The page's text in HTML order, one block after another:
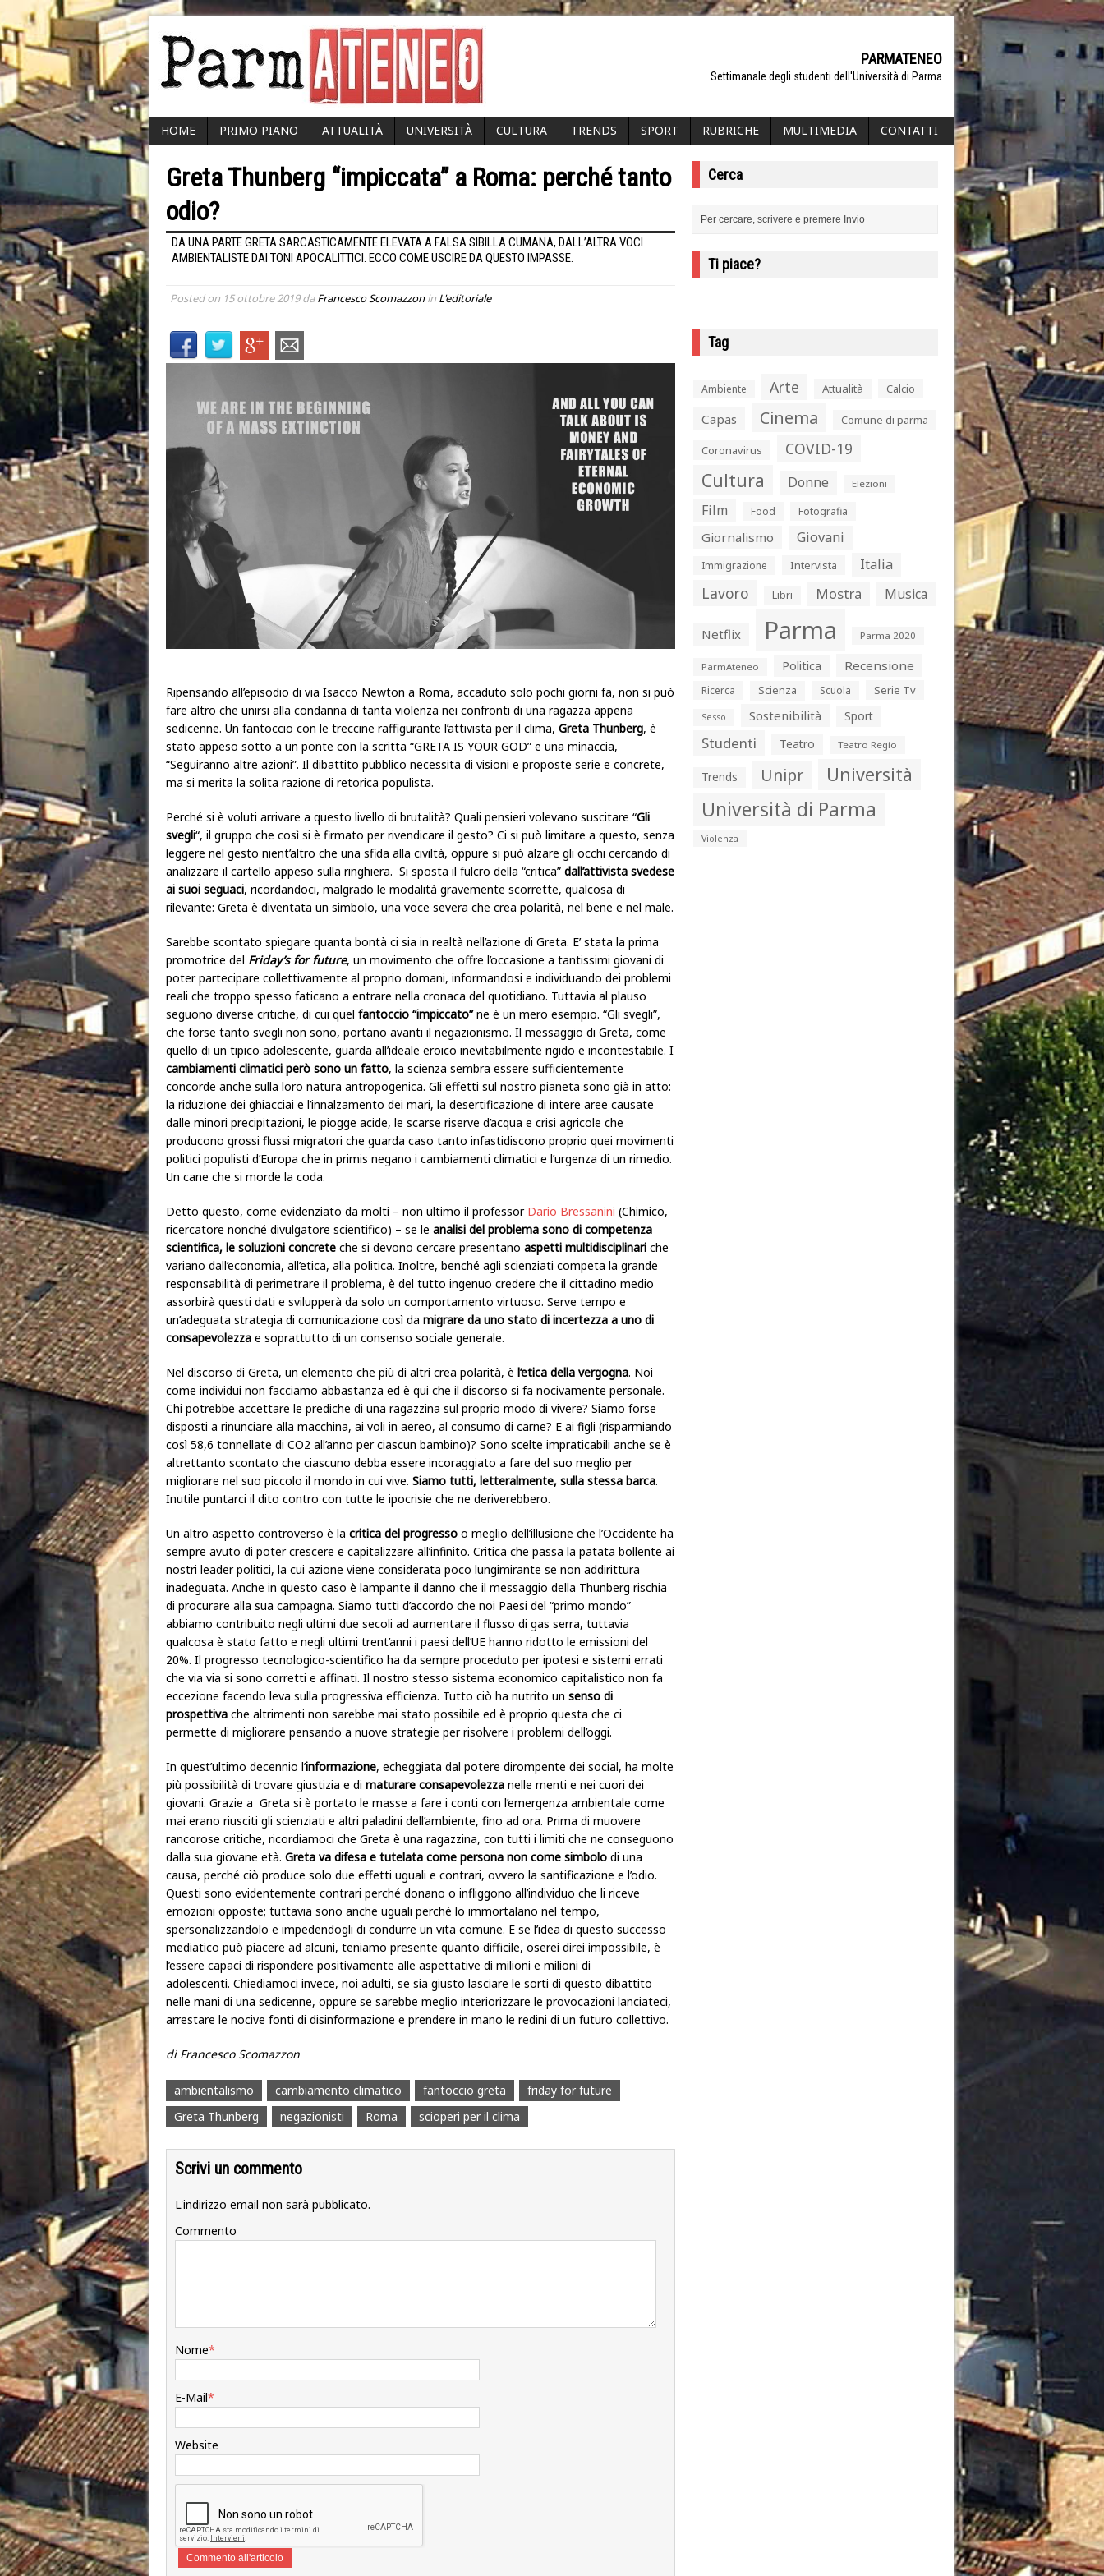
PARMATENEO
Settimanale degli studenti dell'Università di Parma
HOME PRIMO PIANO ATTUALITÀ UNIVERSITÀ CULTURA TRENDS SPORT RUBRICHE MULTIMEDIA CONTATTI
Greta Thunberg “impiccata” a Roma: perché tanto
odio?
DA UNA PARTE GRETA SARCASTICAMENTE ELEVATA A FALSA SIBILLA CUMANA, DALL’ALTRA VOCI
AMBIENTALISTE DAI TONI APOCALITTICI. ECCO COME USCIRE DA QUESTO IMPASSE.
Posted on 15 ottobre 2019daFrancesco Scomazzonin L'editoriale
Ripensando all’episodio di via Isacco Newton a Roma, accaduto solo pochi giorni fa, non si può
fare altro che unirsi alla condanna di tanta violenza nei confronti di una ragazza appena
sedicenne. Un fantoccio con le treccine raffigurante l’attivista per il clima, Greta Thunberg, è
stato appeso sotto a un ponte con la scritta “GRETA IS YOUR GOD” e una minaccia,
“Seguiranno altre azioni”. Il dibattito pubblico necessita di visioni e proposte serie e concrete,
ma si merita la solita razione di retorica populista.
Perché si è voluti arrivare a questo livello di brutalità? Quali pensieri volevano suscitare “Gli
svegli“, il gruppo che così si è firmato per rivendicare il gesto? Ci si può limitare a questo, senza
leggere nel gesto nient’altro che una sfida alla civiltà, oppure si può alzare gli occhi cercando di
analizzare il cartello appeso sulla ringhiera. Si sposta il fulcro della “critica” dall’attivista svedese
ai suoi seguaci, ricordandoci, malgrado le modalità gravemente scorrette, qualcosa di
rilevante: Greta è diventata un simbolo, una voce severa che crea polarità, nel bene e nel male.
Sarebbe scontato spiegare quanta bontà ci sia in realtà nell’azione di Greta. E’ stata la prima
promotrice del Friday’s for future, un movimento che offre l’occasione a tantissimi giovani di
poter partecipare collettivamente al proprio domani, informandosi e individuando dei problemi
reali che troppo spesso faticano a entrare nella cronaca del quotidiano. Tuttavia al plauso
seguono diverse critiche, di cui quel fantoccio “impiccato”ne è un mero esempio. “Gli svegli”,
che forse tanto svegli non sono, portano avanti il negazionismo. Il messaggio di Greta, come
quello di un tipico adolescente, guarda all’ideale eroico inevitabilmente rigido e incontestabile. I
cambiamenti climatici però sono un fatto, la scienza sembra essere sufficientemente
concorde anche sulla loro natura antropogenica. Gli effetti sul nostro pianeta sono già in atto:
la riduzione dei ghiacciai e l’innalzamento dei mari, la desertificazione di intere aree causate
dalle minori precipitazioni, le piogge acide, le scarse riserve d’acqua e crisi agricole che
producono grossi flussi migratori che guarda caso tanto infastidiscono proprio quei movimenti
politici populisti d’Europa che in primis negano i cambiamenti climatici e l’urgenza di un rimedio.
Un cane che si morde la coda.
Detto questo, come evidenziato da molti – non ultimo il professor Dario Bressanini (Chimico,
ricercatore nonché divulgatore scientifico) – se le analisi del problema sono di competenza
scientifica, le soluzioni concrete che si devono cercare presentano aspetti multidisciplinari che
variano dall’economia, all’etica, alla politica. Inoltre, benché agli scienziati competa la grande
responsabilità di perimetrare il problema, è del tutto ingenuo credere che il cittadino medio
assorbirà questi dati e svilupperà da solo un comportamento virtuoso. Serve tempo e
un’adeguata strategia di comunicazione così da migrare da uno stato di incertezza a uno di
consapevolezza e soprattutto di un consenso sociale generale.
Nel discorso di Greta, un elemento che più di altri crea polarità, è l’etica della vergogna. Noi
come individui non facciamo abbastanza ed è qui che il discorso si fa nocivamente personale.
Chi potrebbe accettare le prediche di una ragazzina sul proprio modo di vivere? Siamo forse
disposti a rinunciare alla macchina, ai voli in aereo, al consumo di carne? E ai figli (risparmiando
così 58,6 tonnellate di CO2 all’anno per ciascun bambino)? Sono scelte impraticabili anche se è
altrettanto scontato che ciascuno debba essere incoraggiato a fare del suo meglio per
migliorare nel suo piccolo il mondo in cui vive. Siamo tutti, letteralmente, sulla stessa barca.
Inutile puntarci il dito contro con tutte le ipocrisie che ne deriverebbero.
Un altro aspetto controverso è la critica del progresso o meglio dell’illusione che l’Occidente ha
sempre avuto di poter crescere e capitalizzare all’infinito. Critica che passa la patata bollente ai
nostri leader politici, la cui azione viene considerata poco lungimirante se non addirittura
inadeguata. Anche in questo caso è lampante il danno che il messaggio della Thunberg rischia
di procurare alla sua campagna. Siamo tutti d’accordo che noi Paesi del “primo mondo”
abbiamo contribuito negli ultimi due secoli ad aumentare il flusso di gas serra, tuttavia
qualcosa è stato fatto e negli ultimi trent’anni i paesi dell’UE hanno ridotto le emissioni del
20%. Il progresso tecnologico-scientifico ha da sempre proceduto per ipotesi e sistemi errati
che via via si sono corretti e affinati. Il nostro stesso sistema economico capitalistico non fa
eccezione facendo leva sulla progressiva efficienza. Tutto ciò ha nutrito un senso di
prospettiva che altrimenti non sarebbe mai stato possibile ed è proprio questa che ci
permette di migliorare pensando a nuove strategie per risolvere i problemi dell’oggi.
In quest’ultimo decennio l’informazione, echeggiata dal potere dirompente dei social, ha molte
più possibilità di trovare giustizia e di maturare consapevolezza nelle menti e nei cuori dei
giovani. Grazie a Greta si è portato le masse a fare i conti con l’emergenza ambientale come
mai erano riusciti gli scienziati e altri paladini dell’ambiente, fino ad ora. Prima di muovere
rancorose critiche, ricordiamoci che Greta è una ragazzina, con tutti i limiti che ne conseguono
dalla sua giovane età. Greta va difesa e tutelata come persona non come simbolo di una
causa, perché ciò produce solo due effetti uguali e contrari, ovvero la santificazione e l’odio.
Questi sono evidentemente contrari perché donano o infliggono all’individuo che li riceve
emozioni opposte; tuttavia sono anche uguali perché lo immortalano nel tempo,
spersonalizzandolo e impedendogli di condurre un vita comune. E se l’idea di questo successo
mediatico può piacere ad alcuni, teniamo presente quanto difficile, oserei direi impossibile, è
l’essere capaci di rispondere positivamente alle aspettative di milioni e milioni di
adolescenti. Chiediamoci invece, noi adulti, se sia giusto lasciare le sorti di questo dibattito
nelle mani di una sedicenne, oppure se sarebbe meglio interiorizzare le provocazioni lanciateci,
arrestare le nocive fonti di disinformazione e prendere in mano le redini di un futuro collettivo.
di Francesco Scomazzon
ambientalismo cambiamento climatico fantoccio greta
friday for future
Greta Thunberg
negazionisti Roma scioperi per il clima
Scrivi un commento
L'indirizzo email non sarà pubblicato.
Commento
Nome*
E-Mail*
Website
Cerca
Ti piace?
Tag
Ambiente Arte Attualità Calcio
Capas Cinema Comune di parma
Coronavirus COVID-19
Cultura Donne Elezioni
Film Food Fotografia
Giornalismo Giovani
Immigrazione Intervista Italia
Lavoro Libri Mostra Musica
Netflix Parma Parma 2020
ParmAteneo Politica Recensione
Ricerca Scienza Scuola Serie Tv
Sesso Sostenibilità Sport
Studenti Teatro Teatro Regio
Trends Unipr Università
Università di Parma
Violenza